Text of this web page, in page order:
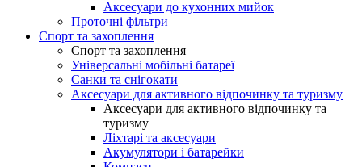
Аксесуари до кухонних мийок
Проточні фільтри
Спорт та захоплення
Спорт та захоплення
Універсальні мобільні батареї
Санки та снігокати
Аксесуари для активного відпочинку та туризму
Аксесуари для активного відпочинку та
туризму
Ліхтарі та аксесуари
Акумулятори і батарейки